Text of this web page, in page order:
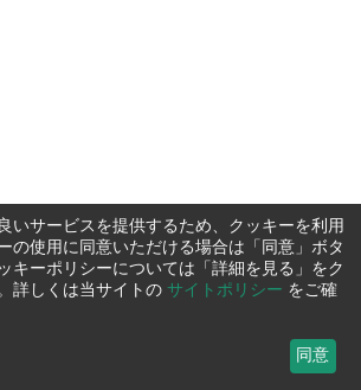
いサービスを提供するため、クッキーを利用
の使用に同意いただける場合は「同意」ボタ
キーポリシーについては「詳細を見る」をク
詳しくは当サイトの サイトポリシー をご確
同意